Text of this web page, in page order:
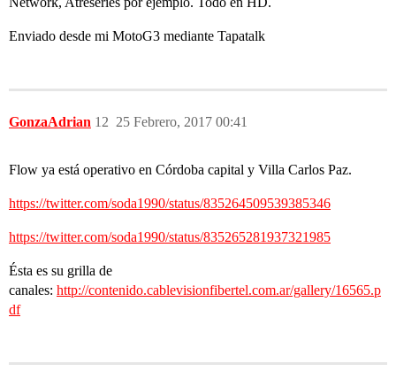
Enviado desde mi MotoG3 mediante Tapatalk
GonzaAdrian 25 Febrero, 2017 00:41
12
Flow ya está operativo en Córdoba capital y Villa Carlos Paz.
https://twitter.com/soda1990/status/835264509539385346
https://twitter.com/soda1990/status/835265281937321985
Ésta es su grilla de
canales: http://contenido.cablevisionfibertel.com.ar/gallery/16565.p
df